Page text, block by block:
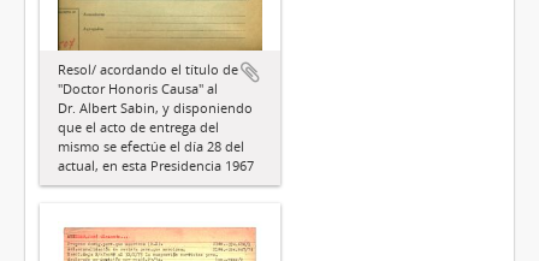
Resol/ acordando el título de
"Doctor Honoris Causa" al
Dr. Albert Sabin, y disponiendo
que el acto de entrega del
mismo se efectúe el día 28 del
actual, en esta Presidencia 1967